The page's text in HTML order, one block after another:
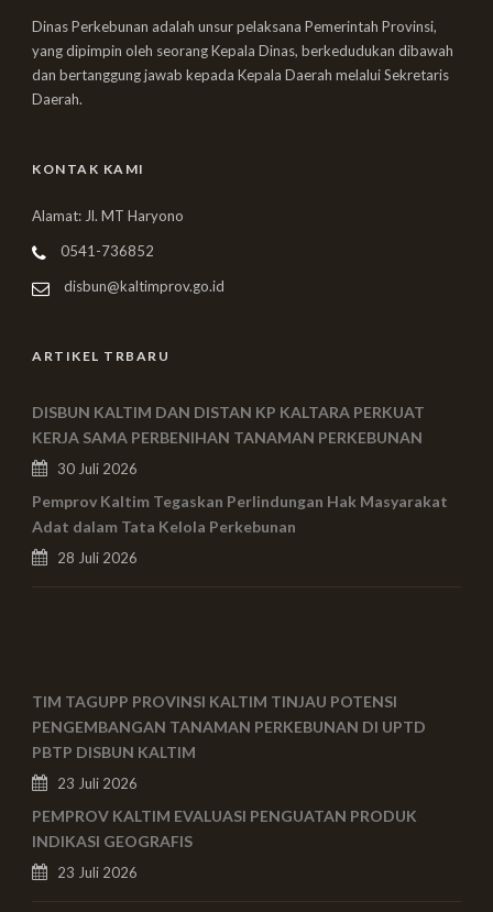
Dinas Perkebunan adalah unsur pelaksana Pemerintah Provinsi,
yang dipimpin oleh seorang Kepala Dinas, berkedudukan dibawah
dan bertanggung jawab kepada Kepala Daerah melalui Sekretaris
Daerah.
KONTAK KAMI
Alamat: Jl. MT Haryono
0541-736852
disbun@kaltimprov.go.id
ARTIKEL TRBARU
DISBUN KALTIM DAN DISTAN KP KALTARA PERKUAT
KERJA SAMA PERBENIHAN TANAMAN PERKEBUNAN
30 Juli 2026
Pemprov Kaltim Tegaskan Perlindungan Hak Masyarakat
Adat dalam Tata Kelola Perkebunan
28 Juli 2026
TIM TAGUPP PROVINSI KALTIM TINJAU POTENSI
PENGEMBANGAN TANAMAN PERKEBUNAN DI UPTD
PBTP DISBUN KALTIM
23 Juli 2026
PEMPROV KALTIM EVALUASI PENGUATAN PRODUK
INDIKASI GEOGRAFIS
23 Juli 2026